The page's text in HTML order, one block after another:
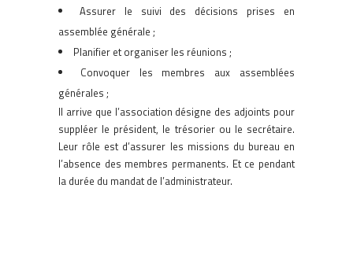
Assurer le suivi des décisions prises en
assemblée générale ;
Planifier et organiser les réunions ;
Convoquer les membres aux assemblées
générales ;
Il arrive que l’association désigne des adjoints pour
suppléer le président, le trésorier ou le secrétaire.
Leur rôle est d’assurer les missions du bureau en
l’absence des membres permanents. Et ce pendant
la durée du mandat de l’administrateur.